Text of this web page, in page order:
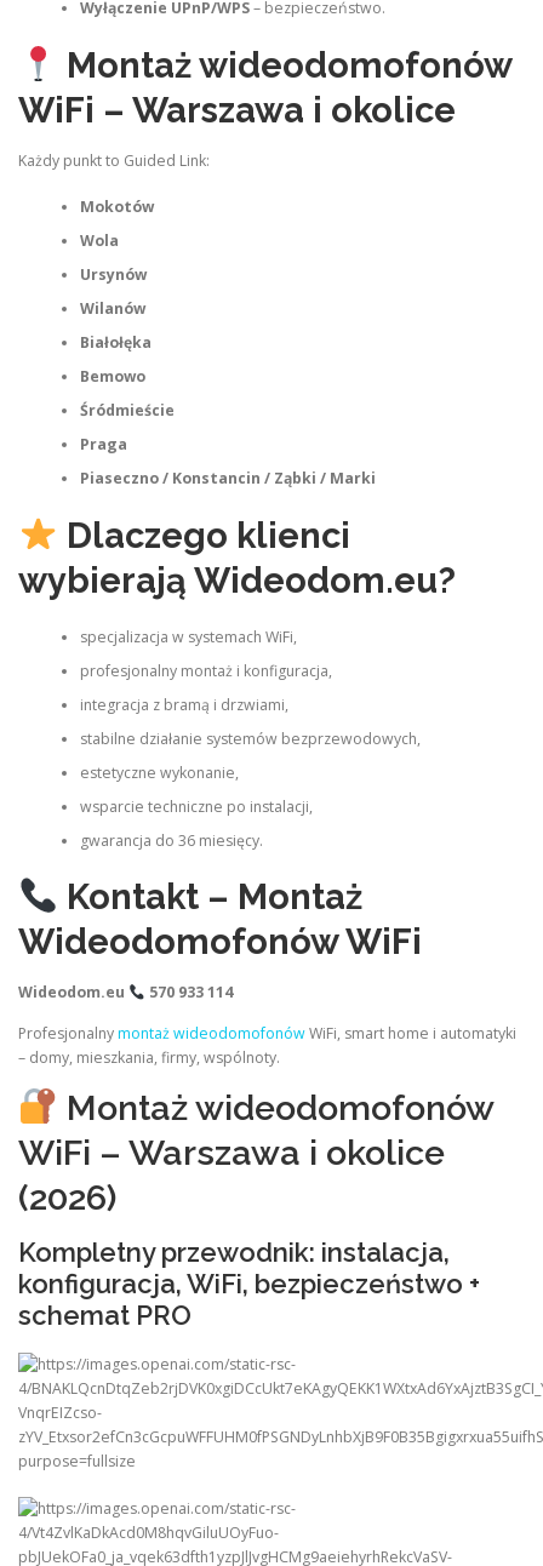
Wyłączenie UPnP/WPS– bezpieczeństwo.
Montaż wideodomofonów
WiFi – Warszawa i okolice
Każdy punkt to Guided Link:
Mokotów
Wola
Ursynów
Wilanów
Białołęka
Bemowo
Śródmieście
Praga
Piaseczno / Konstancin / Ząbki / Marki
Dlaczego klienci
wybierają Wideodom.eu?
specjalizacja w systemach WiFi,
profesjonalny montaż i konfiguracja,
integracja z bramą i drzwiami,
stabilne działanie systemów bezprzewodowych,
estetyczne wykonanie,
wsparcie techniczne po instalacji,
gwarancja do 36 miesięcy.
Kontakt – Montaż
Wideodomofonów WiFi
Wideodom.eu
570 933 114
Profesjonalnymontaż wideodomofonówWiFi, smart home i automatyki
– domy, mieszkania, firmy, wspólnoty.
Montaż wideodomofonów
WiFi – Warszawa i okolice
(2026)
Kompletny przewodnik: instalacja,
konfiguracja, WiFi, bezpieczeństwo +
schemat PRO